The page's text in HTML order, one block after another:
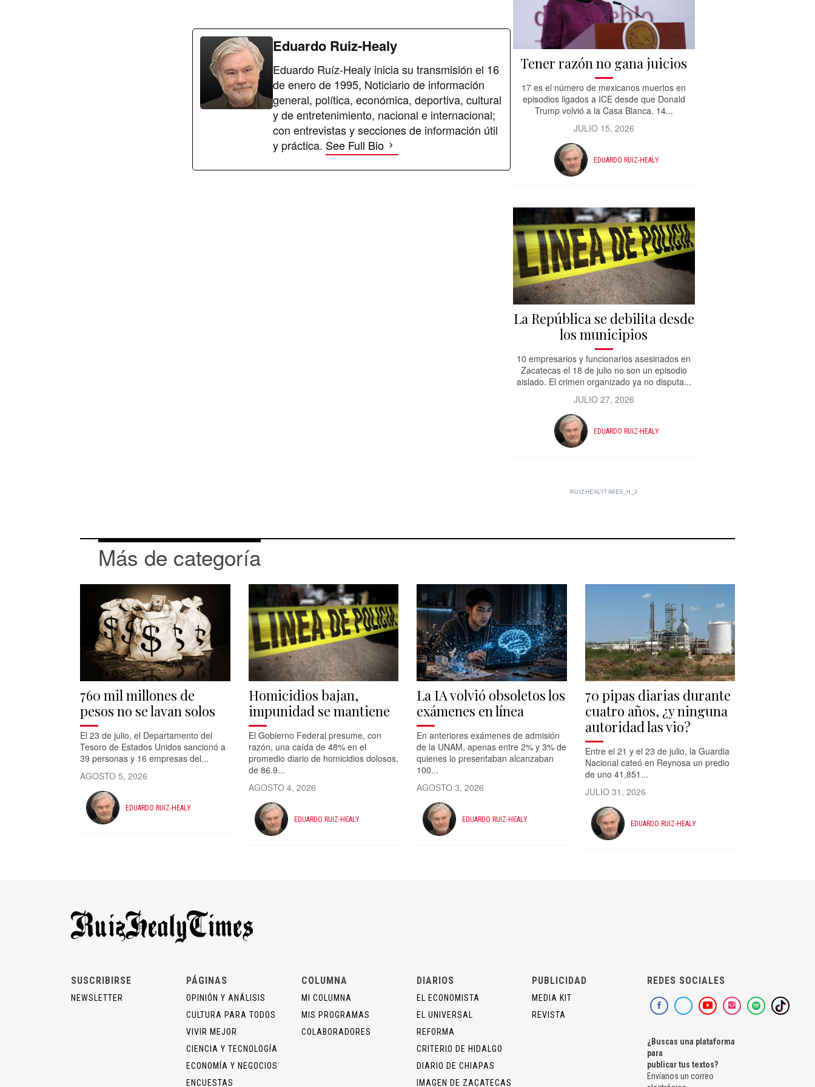
Eduardo Ruiz-Healy
Eduardo Ruíz-Healy inicia su transmisión el 16
de enero de 1995, Noticiario de información
general, política, económica, deportiva, cultural
y de entretenimiento, nacional e internacional;
con entrevistas y secciones de información útil
y práctica. See Full Bio
Tener razón no gana juicios
17 es el número de mexicanos muertos en
episodios ligados a ICE desde que Donald
Trump volvió a la Casa Blanca. 14...
JULIO 15, 2026
EDUARDO RUIZ-HEALY
La República se debilita desde
los municipios
10 empresarios y funcionarios asesinados en
Zacatecas el 18 de julio no son un episodio
aislado. El crimen organizado ya no disputa...
JULIO 27, 2026
EDUARDO RUIZ-HEALY
RUIZHEALYTIMES_H_2
Más de categoría
760 mil millones de
pesos no se lavan solos
El 23 de julio, el Departamento del
Tesoro de Estados Unidos sancionó a
39 personas y 16 empresas del...
AGOSTO 5, 2026
EDUARDO RUIZ-HEALY
Homicidios bajan,
impunidad se mantiene
El Gobierno Federal presume, con
razón, una caída de 48% en el
promedio diario de homicidios dolosos,
de 86.9...
AGOSTO 4, 2026
EDUARDO RUIZ-HEALY
La IA volvió obsoletos los
exámenes en línea
En anteriores exámenes de admisión
de la UNAM, apenas entre 2% y 3% de
quienes lo presentaban alcanzaban
100...
AGOSTO 3, 2026
EDUARDO RUIZ-HEALY
70 pipas diarias durante
cuatro años, ¿y ninguna
autoridad las vio?
Entre el 21 y el 23 de julio, la Guardia
Nacional cateó en Reynosa un predio
de uno 41,851...
JULIO 31, 2026
EDUARDO RUIZ-HEALY
SUSCRIBIRSE
NEWSLETTER
PÁGINAS
OPINIÓN Y ANÁLISIS
CULTURA PARA TODOS
VIVIR MEJOR
CIENCIA Y TECNOLOGÍA
ECONOMÍA Y NEGOCIOS
ENCUESTAS
COLUMNA
MI COLUMNA
MIS PROGRAMAS
COLABORADORES
DIARIOS
EL ECONOMISTA
EL UNIVERSAL
REFORMA
CRITERIO DE HIDALGO
DIARIO DE CHIAPAS
IMAGEN DE ZACATECAS
PUBLICIDAD
MEDIA KIT
REVISTA
REDES SOCIALES
¿Buscas una plataforma
para
publicar tus textos?
Envíanos un correo